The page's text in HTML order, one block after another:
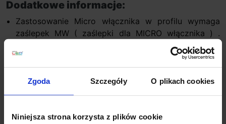
Zgoda Szczegóły O plikach cookies
Niniejsza strona korzysta z plików cookie
Dodatkowe informacje:
Zastosowanie Micro włącznika w profilu wymaga
zaślepek MW ( zaślepki dla MICRO włącznika ) .
Standardowe zaślepki uniemożliwiają złożenie
oprawy z MICRO włącznikiem!
zaślepki: PDS 4 ALU MW, PDS 4 ALU MW z
otworem, PDS-O MW, PDS-O MW z otworem, 45
ALU MW, 45 ALU MW z otworem, PDS 4-K MW